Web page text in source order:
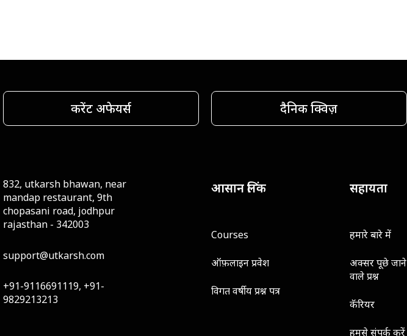
करेंट अफेयर्स दैनिक क्विज़
832, utkarsh bhawan, near
mandap restaurant, 9th
chopasani road, jodhpur
rajasthan - 342003
support@utkarsh.com
+91-9116691119, +91-
9829213213
आसान लिंक
Courses
ऑफ़लाइन प्रवेश
विगत वर्षीय प्रश्न पत्र
सहायता
हमारे बारे में
अक्सर पूछे जाने
वाले प्रश्न
कॅरियर
हमसे संपर्क करें